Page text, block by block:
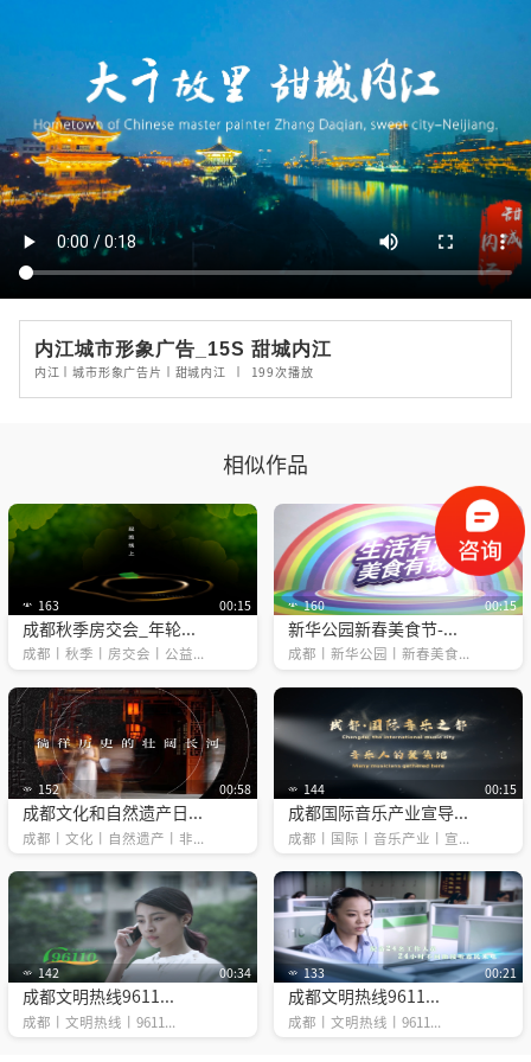
内江城市形象广告_15S 甜城内江
内江丨城市形象广告片丨甜城内江 199 次播放
相似作品
163 00:15
成都秋季房交会_年轮...
成都丨秋季丨房交会丨公益...
160 00:15
新华公园新春美食节-...
成都丨新华公园丨新春美食...
152 00:58
成都文化和自然遗产日...
成都丨文化丨自然遗产丨非...
144 00:15
成都国际音乐产业宣导...
成都丨国际丨音乐产业丨宣...
142 00:34
成都文明热线9611...
成都丨文明热线丨9611...
133 00:21
成都文明热线9611...
成都丨文明热线丨9611...